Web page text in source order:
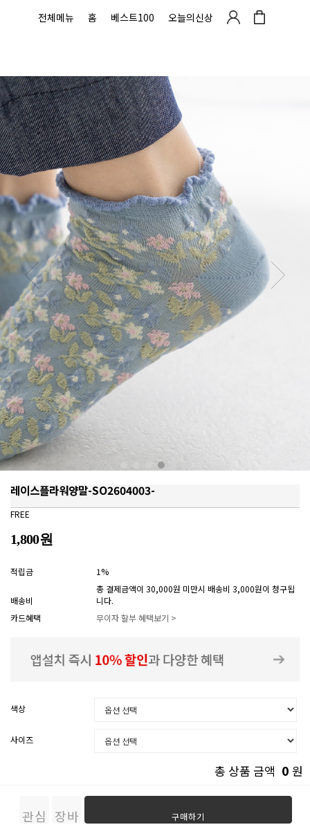
전체메뉴 홈 베스트100 오늘의신상
레이스플라워양말-SO2604003-
FREE
1,800원
적립금 1%
배송비
총 결제금액이 30,000원 미만시 배송비 3,000원이 청구됩
니다.
카드혜택
무이자 할부 혜택보기 >
색상
사이즈
총 상품 금액 0 원
관심
장바
구매하기